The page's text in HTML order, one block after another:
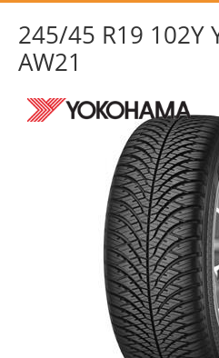
245/45 R19 102Y
AW21